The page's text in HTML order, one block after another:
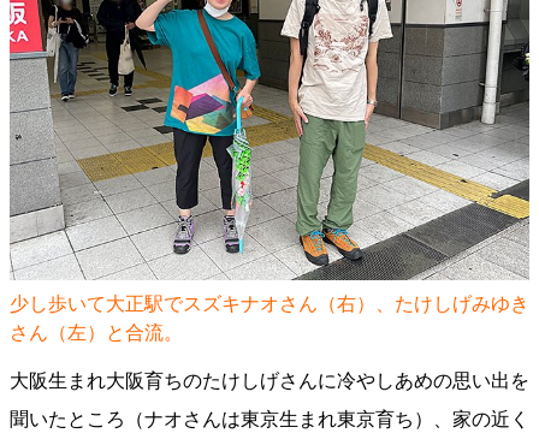
少し歩いて大正駅でスズキナオさん（右）、たけしげみゆき
さん（左）と合流。
大阪生まれ大阪育ちのたけしげさんに冷やしあめの思い出を
聞いたところ（ナオさんは東京生まれ東京育ち）、家の近く